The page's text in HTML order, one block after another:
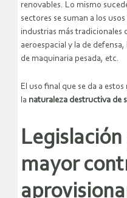
renovables. Lo mismo
sectores se suman a los
industrias más tradicionales
aeroespacial y la de
de maquinaria pesada, etc.
El uso final que se da a
la naturaleza destructiva de
Legislación
mayor